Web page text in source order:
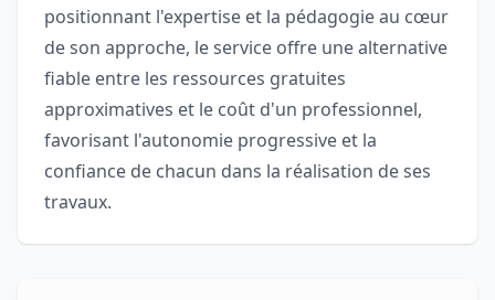
positionnant l'expertise et la pédagogie au cœur
de son approche, le service offre une alternative
fiable entre les ressources gratuites
approximatives et le coût d'un professionnel,
favorisant l'autonomie progressive et la
confiance de chacun dans la réalisation de ses
travaux.